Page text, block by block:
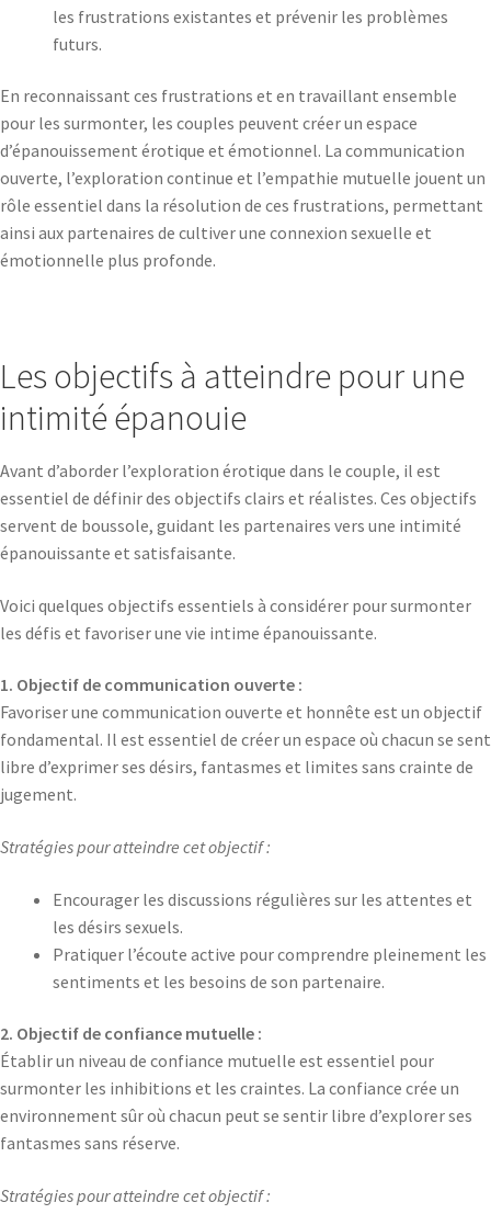
les frustrations existantes et prévenir les problèmes
futurs.
En reconnaissant ces frustrations et en travaillant ensemble
pour les surmonter, les couples peuvent créer un espace
d’épanouissement érotique et émotionnel. La communication
ouverte, l’exploration continue et l’empathie mutuelle jouent un
rôle essentiel dans la résolution de ces frustrations, permettant
ainsi aux partenaires de cultiver une connexion sexuelle et
émotionnelle plus profonde.
Les objectifs à atteindre pour une
intimité épanouie
Avant d’aborder l’exploration érotique dans le couple, il est
essentiel de définir des objectifs clairs et réalistes. Ces objectifs
servent de boussole, guidant les partenaires vers une intimité
épanouissante et satisfaisante.
Voici quelques objectifs essentiels à considérer pour surmonter
les défis et favoriser une vie intime épanouissante.
1. Objectif de communication ouverte :
Favoriser une communication ouverte et honnête est un objectif
fondamental. Il est essentiel de créer un espace où chacun se sent
libre d’exprimer ses désirs, fantasmes et limites sans crainte de
jugement.
Stratégies pour atteindre cet objectif :
Encourager les discussions régulières sur les attentes et
les désirs sexuels.
Pratiquer l’écoute active pour comprendre pleinement les
sentiments et les besoins de son partenaire.
2. Objectif de confiance mutuelle :
Établir un niveau de confiance mutuelle est essentiel pour
surmonter les inhibitions et les craintes. La confiance crée un
environnement sûr où chacun peut se sentir libre d’explorer ses
fantasmes sans réserve.
Stratégies pour atteindre cet objectif :